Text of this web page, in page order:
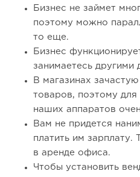
Бизнес не займет
поэтому можно
то еще.
Бизнес
занимаетесь другими
В магазинах
товаров, поэтому для
наших аппаратов
Вам не придется
платить им зарплату.
в аренде офиса.
Чтобы установить